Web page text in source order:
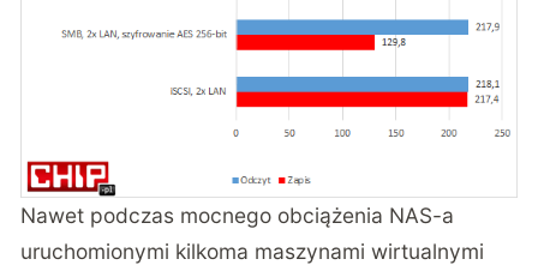
Nawet podczas mocnego obciążenia NAS-a
uruchomionymi kilkoma maszynami wirtualnymi